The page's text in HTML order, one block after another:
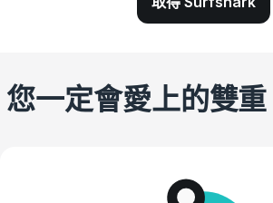
您一定會愛上的雙